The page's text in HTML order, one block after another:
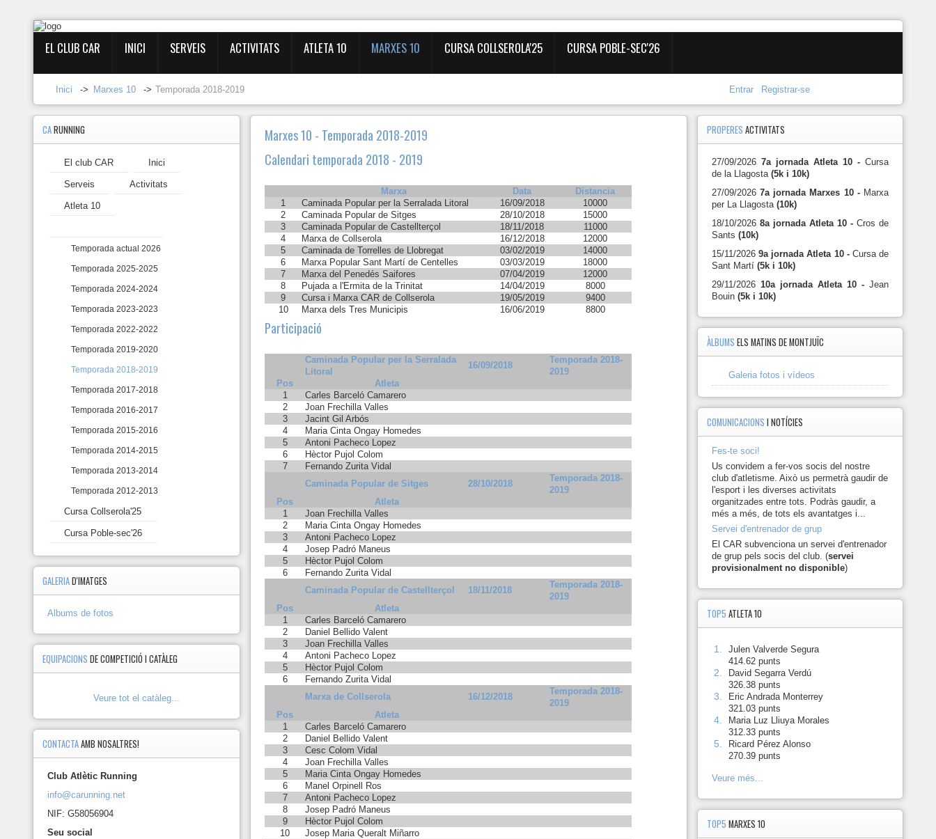
Registrar-
se
EL CLUB CAR INICI SERVEIS ACTIVITATS ATLETA 10 MARXES 10 CURSA COLLSEROLA'25 CURSA POBLE-SEC'26
Inici -> Marxes 10 -> Temporada 2018-2019 Entrar Registrar-se
Marxes 10 - Temporada 2018-2019
Calendari temporada 2018 - 2019
Marxa Data
Distancia
1
Caminada Popular per la Serralada Litoral 16/09/2018
10000
2
Caminada Popular de Sitges 28/10/2018
15000
3
Caminada Popular de Castellterçol 18/11/2018
11000
4
Marxa de Collserola 16/12/2018
12000
5
Caminada de Torrelles de Llobregat 03/02/2019
14000
6
Marxa Popular Sant Martí de Centelles 03/03/2019
18000
7
Marxa del Penedés Saifores 07/04/2019
12000
8
Pujada a l'Ermita de la Trinitat 14/04/2019
8000
9
Cursa i Marxa CAR de Collserola 19/05/2019
9400
10
Marxa dels Tres Municipis 16/06/2019 8800
Participació
Caminada Popular per la Serralada
Litoral
16/09/2018
Temporada 2018-
2019
Pos
Atleta
1
Carles Barceló Camarero
2
Joan Frechilla Valles
3
Jacint Gil Arbós
4
Maria Cinta Ongay Homedes
5
Antoni Pacheco Lopez
6
Hèctor Pujol Colom
7
Fernando Zurita Vidal
Caminada Popular de Sitges
28/10/2018
Temporada 2018-
2019
Pos
Atleta
1
Joan Frechilla Valles
2
Maria Cinta Ongay Homedes
3
Antoni Pacheco Lopez
4
Josep Padró Maneus
5
Hèctor Pujol Colom
6
Fernando Zurita Vidal
Caminada Popular de Castellterçol
18/11/2018
Temporada 2018-
2019
Pos
Atleta
1
Carles Barceló Camarero
2
Daniel Bellido Valent
3
Joan Frechilla Valles
4
Antoni Pacheco Lopez
5
Hèctor Pujol Colom
6
Fernando Zurita Vidal
Marxa de Collserola
16/12/2018
Temporada 2018-
2019
Pos
Atleta
1
Carles Barceló Camarero
2
Daniel Bellido Valent
3
Cesc Colom Vidal
4
Joan Frechilla Valles
5
Maria Cinta Ongay Homedes
6
Manel Orpinell Ros
7
Antoni Pacheco Lopez
8
Josep Padró Maneus
9
Hèctor Pujol Colom
10
Josep Maria Queralt Miñarro
CARUNNING
El club CAR Inici
Serveis Activitats
Atleta 10
Temporada actual 2026
Temporada 2025-2025
Temporada 2024-2024
Temporada 2023-2023
Temporada 2022-2022
Temporada 2019-2020
Temporada 2018-2019
Temporada 2017-2018
Temporada 2016-2017
Temporada 2015-2016
Temporada 2014-2015
Temporada 2013-2014
Temporada 2012-2013
Cursa Collserola'25
Cursa Poble-sec'26
GALERIAD'IMATGES
Albums de fotos
EQUIPACIONSDE COMPETICIÓ I CATÀLEG
Veure tot el catàleg...
CONTACTAAMB NOSALTRES!
Club Atlètic Running
info@carunning.net
NIF: G58056904
Seu social
PROPERESACTIVITATS
27/09/2026 7a jornada Atleta 10 - Cursa
de la Llagosta(5k i 10k)
27/09/2026 7a jornada Marxes 10 - Marxa
per La Llagosta(10k)
18/10/2026 8a jornada Atleta 10 - Cros de
Sants (10k)
15/11/2026 9a jornada Atleta 10 - Cursa de
Sant Martí (5k i 10k)
29/11/2026 10a jornada Atleta 10 - Jean
Bouin (5k i 10k)
ÀLBUMSELS MATINS DE MONTJUÏC
Galeria fotos i vídeos
COMUNICACIONSI NOTÍCIES
Fes-te soci!
Us convidem a fer-vos socis del nostre
club d'atletisme. Això us permetrà gaudir de
l'esport i les diverses activitats
organitzades entre tots. Podràs gaudir, a
més a més, de tots els avantatges i...
Servei d'entrenador de grup
El CAR subvenciona un servei d'entrenador
de grup pels socis del club. (servei
provisionalment no disponible)
TOP5ATLETA 10
1.
Julen Valverde Segura
414.62 punts
2.
David Segarra Verdú
326.38 punts
3.
Eric Andrada Monterrey
321.03 punts
4.
Maria Luz Lliuya Morales
312.33 punts
5.
Ricard Pérez Alonso
270.39 punts
Veure més...
TOP5MARXES 10